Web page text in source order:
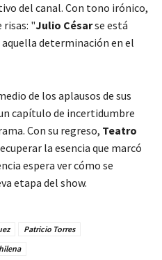
del canal. Con tono irónico,
"Julio Césarse está
determinación en el
de los aplausos de sus
capítulo de incertidumbre
Con su regreso, Teatro
la esencia que marcó
espera ver cómo se
etapa del show.
Patricio Torres